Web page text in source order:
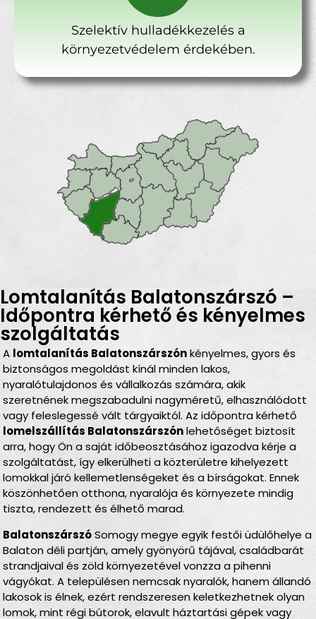
Szelektív hulladékkezelés a
környezetvédelem érdekében.
Lomtalanítás Balatonszárszó –
Időpontra kérhető és kényelmes
szolgáltatás
A lomtalanítás Balatonszárszónkényelmes, gyors és
biztonságos megoldást kínál minden lakos,
nyaralótulajdonos és vállalkozás számára, akik
szeretnének megszabadulni nagyméretű, elhasználódott
vagy feleslegessé vált tárgyaiktól. Az időpontra kérhető
lomelszállítás Balatonszárszónlehetőséget biztosít
arra, hogy Ön a saját időbeosztásához igazodva kérje a
szolgáltatást, így elkerülheti a közterületre kihelyezett
lomokkal járó kellemetlenségeket és a bírságokat. Ennek
köszönhetően otthona, nyaralója és környezete mindig
tiszta, rendezett és élhető marad.
BalatonszárszóSomogy megye egyik festői üdülőhelye a
Balaton déli partján, amely gyönyörű tájával, családbarát
strandjaival és zöld környezetével vonzza a pihenni
vágyókat. A településen nemcsak nyaralók, hanem állandó
lakosok is élnek, ezért rendszeresen keletkezhetnek olyan
lomok, mint régi bútorok, elavult háztartási gépek vagy